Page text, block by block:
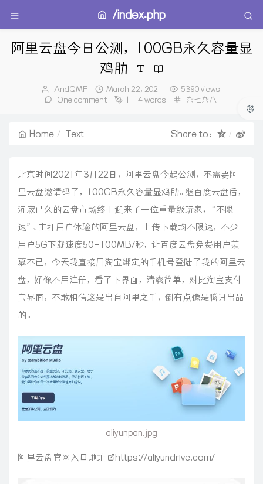
/index.php
阿里云盘今日公测，100GB永久容量显
鸡肋
Author：
AndQMF
发
布
March 22, 2021
5390 views
One comment
1114 words Categories：
杂七杂八
Home Text Share to：
北京时间2021年3月22日，阿里云盘今起公测，不需要阿
里云盘邀请码了，100GB永久容量显鸡肋。继百度云盘后，
沉寂已久的云盘市场终于迎来了一位重量级玩家，“不限
速”、主打用户体验的阿里云盘，上传下载均不限速，不少
用户5G下载速度50-100MB/秒，让百度云盘免费用户羡
慕不已，今天我直接用淘宝绑定的手机号登陆了我的阿里云
盘，好像不用注册，看了下界面，清爽简单，对比淘宝支付
宝界面，不敢相信这是出自阿里之手，倒有点像是腾讯出品
的。
aliyunpan.jpg
阿里云盘官网入口地址 https://aliyundrive.com/